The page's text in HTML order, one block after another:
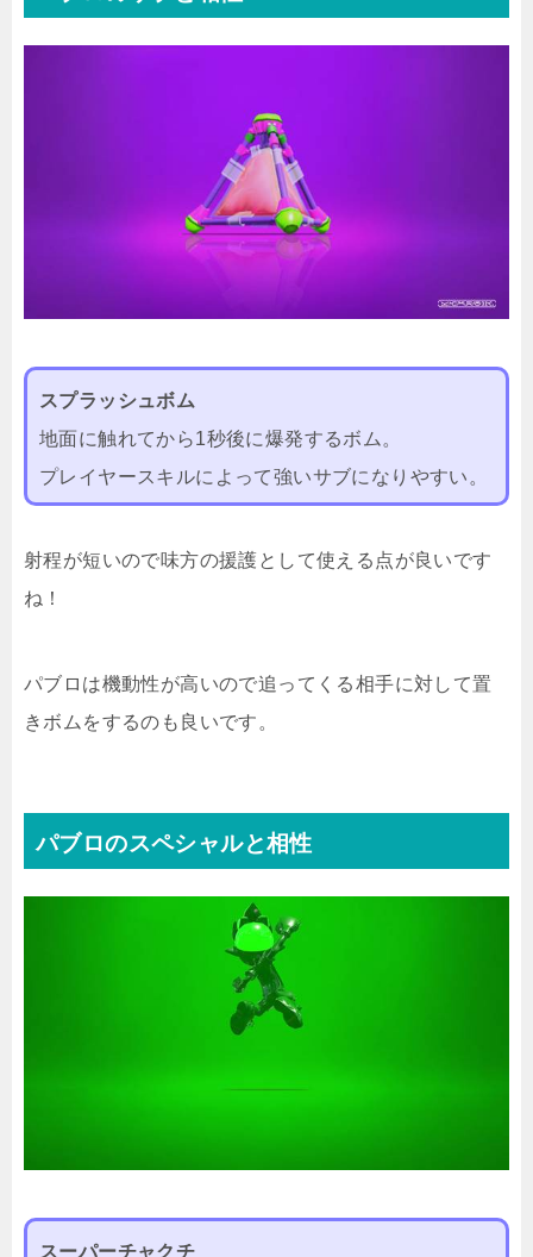
スプラッシュボム
地面に触れてから1秒後に爆発するボム。
プレイヤースキルによって強いサブになりやすい。
射程が短いので味方の援護として使える点が良いです
ね！
パブロは機動性が高いので追ってくる相手に対して置
きボムをするのも良いです。
パブロのスペシャルと相性
スーパーチャクチ